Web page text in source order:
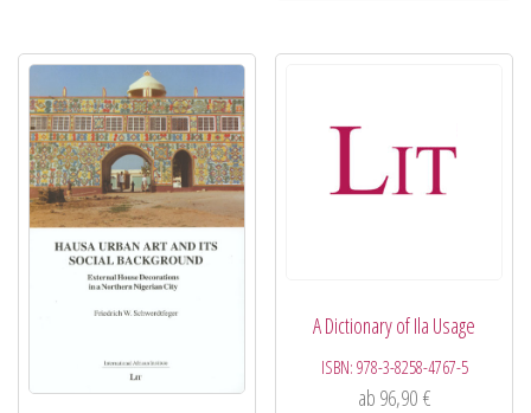
A Dictionary of Ila Usage
ISBN: 978-3-8258-4767-5
ab 96,90 €